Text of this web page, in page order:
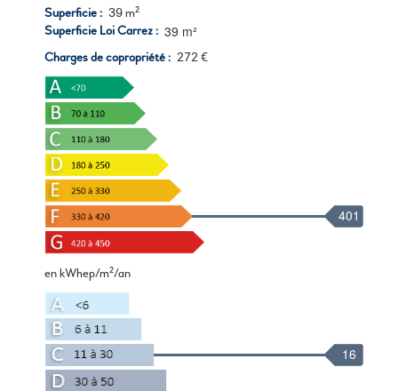
Superficie
39 m²
Superficie Loi Carrez
39 m²
Charges de copropriété 272 €
401
en kWhep/m²/an
16